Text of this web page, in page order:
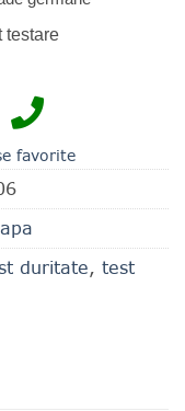
lei.
testare
favorite
duritate, test